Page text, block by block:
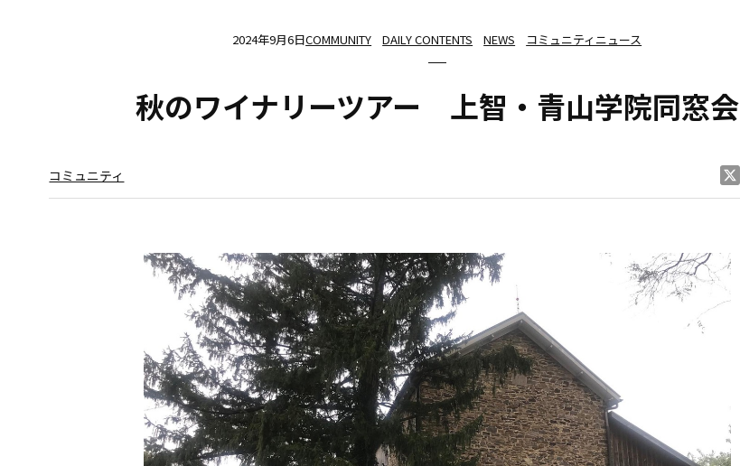
2024年9月6日COMMUNITY DAILY CONTENTS NEWS コミュニティニュース
秋のワイナリーツアー 上智・青山学院同窓会
コミュニティ